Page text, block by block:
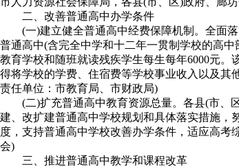
二、改善普通高中办学条件
(一)建立健全普通高中经费保障机制。全面
普通高中(含完全中学和十二年一贯制学校的高
教育学校和随班就读残疾学生每生每年6000元
得将学校的学费、住宿费等学校事业收入以及其
责任单位：市教育局、市财政局)
(二)扩充普通高中教育资源总量。各县(市、
建、改扩建普通高中学校规划和具体落实措施，
度，支持普通高中学校改善办学条件，适应高
会)
三、推进普通高中教学和课程改革